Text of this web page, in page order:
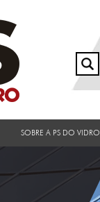
SOBRE A PS DO VIDRO